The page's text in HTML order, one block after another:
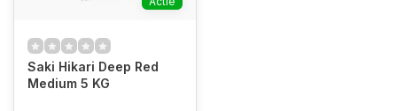
Saki Hikari Deep Red
Medium 5 KG